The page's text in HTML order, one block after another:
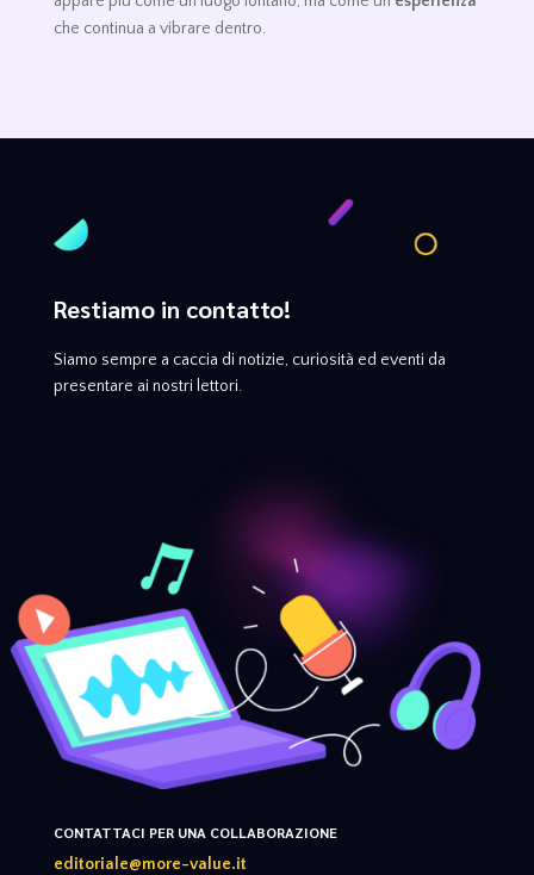
che continua a vibrare dentro.
Restiamo in contatto!
Siamo sempre a caccia di notizie, curiosità ed eventi da
presentare ai nostri lettori.
CONTATTACI PER UNA COLLABORAZIONE
editoriale@more-value.it